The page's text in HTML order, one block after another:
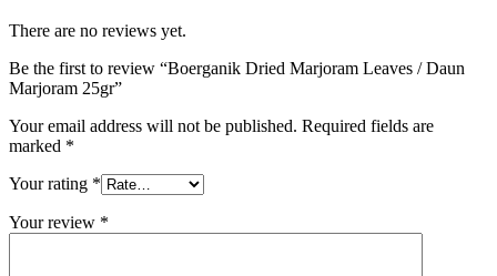
There are no reviews yet.
Be the first to review “Boerganik Dried Marjoram Leaves / Daun
Marjoram 25gr”
Your email address will not be published. Required fields are
marked *
Your rating *
Your review *